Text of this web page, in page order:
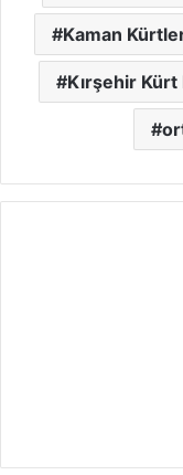
Kaman
Kırşehir